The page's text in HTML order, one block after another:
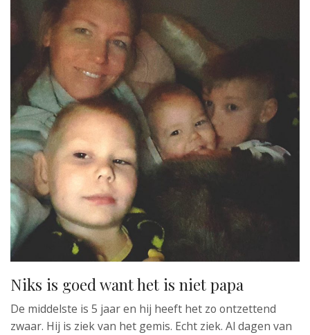
Niks is goed want het is niet papa
De middelste is 5 jaar en hij heeft het zo ontzettend
zwaar. Hij is ziek van het gemis. Echt ziek. Al dagen van